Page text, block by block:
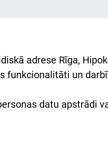
adrese Rīga,
funkcionalitāti un
datu apstrādi